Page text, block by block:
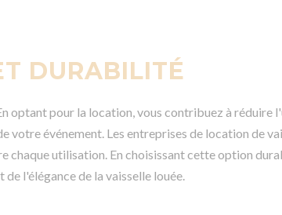
DURABILITÉ
optant pour la location, vous contribuez à réduire
votre événement. Les entreprises de location de
utilisation. En choisissant cette option
l'élégance de la vaisselle louée.